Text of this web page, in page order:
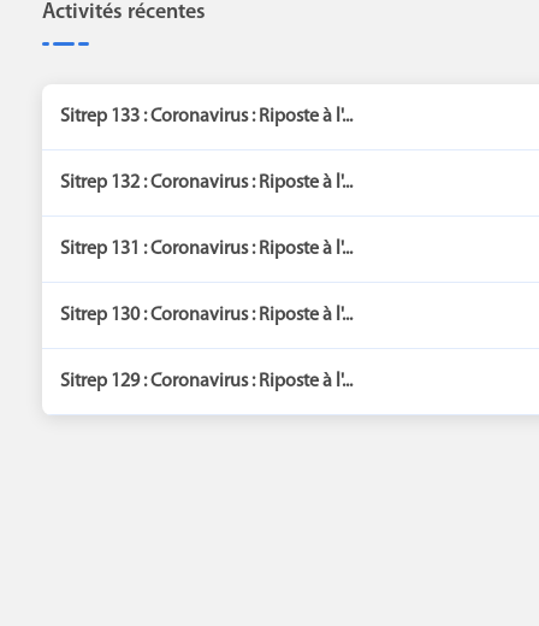
Activités récentes
Sitrep 133 : Coronavirus : Riposte à l'...
Sitrep 132 : Coronavirus : Riposte à l'...
Sitrep 131 : Coronavirus : Riposte à l'...
Sitrep 130 : Coronavirus : Riposte à l'...
Sitrep 129 : Coronavirus : Riposte à l'...